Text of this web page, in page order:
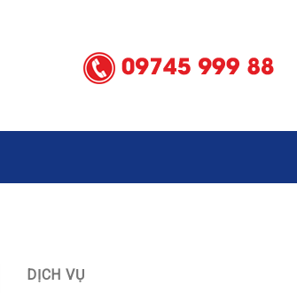
DỊCH VỤ